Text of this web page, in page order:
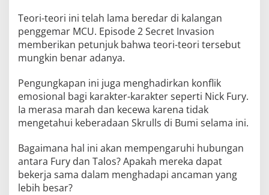
Teori-teori ini telah lama beredar di kalangan
penggemar MCU. Episode 2 Secret Invasion
memberikan petunjuk bahwa teori-teori tersebut
mungkin benar adanya.
Pengungkapan ini juga menghadirkan konflik
emosional bagi karakter-karakter seperti Nick Fury.
Ia merasa marah dan kecewa karena tidak
mengetahui keberadaan Skrulls di Bumi selama ini.
Bagaimana hal ini akan mempengaruhi hubungan
antara Fury dan Talos? Apakah mereka dapat
bekerja sama dalam menghadapi ancaman yang
lebih besar?